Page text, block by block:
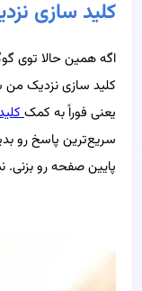
کلید سازی
اگه همین حالا توی
کلید سازی نزدیک من
یعنی فوراً به کمک
سریع‌ترین پاسخ رو
پایین صفحه رو بزنی.